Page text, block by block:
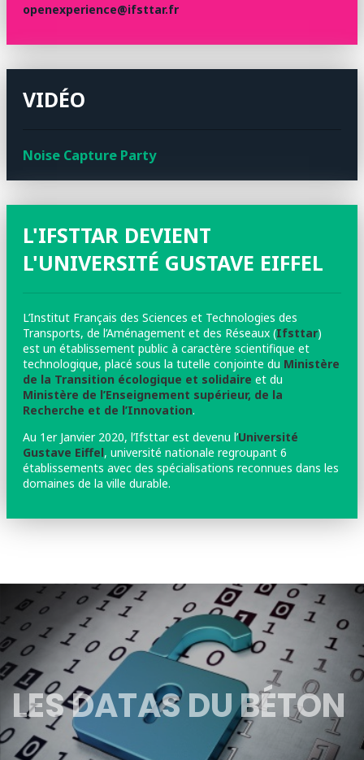
openexperience@ifsttar.fr
VIDÉO
Noise Capture Party
L'IFSTTAR DEVIENT
L'UNIVERSITÉ GUSTAVE EIFFEL
L’Institut Français des Sciences et Technologies des
Transports, de l’Aménagement et des Réseaux (Ifsttar)
est un établissement public à caractère scientifique et
technologique, placé sous la tutelle conjointe du Ministère
de la Transition écologique et solidaire et du
Ministère de l’Enseignement supérieur, de la
Recherche et de l’Innovation.
Au 1er Janvier 2020, l’Ifsttar est devenu l’Université
Gustave Eiffel, université nationale regroupant 6
établissements avec des spécialisations reconnues dans les
domaines de la ville durable.
LES DATAS DU BÉTON